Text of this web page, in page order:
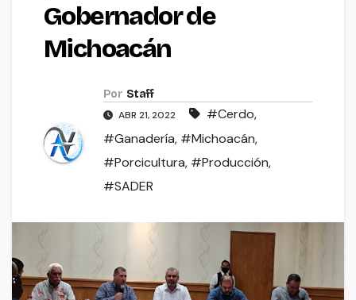
Gobernador de
Michoacán
Por Staff
ABR 21, 2022 #Cerdo,
#Ganadería, #Michoacán,
#Porcicultura, #Producción,
#SADER